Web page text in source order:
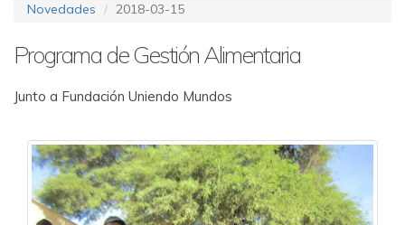
Novedades 2018-03-15
Programa de Gestión Alimentaria
Junto a Fundación Uniendo Mundos